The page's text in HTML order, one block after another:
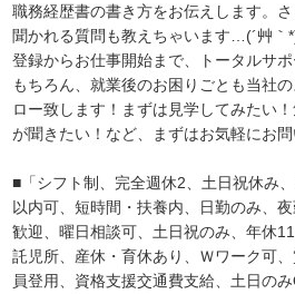
職務経歴書の書き方をお伝えします。
聞かれる質問も教えちゃいます…(´艸｀
登録からお仕事開始まで、トータルサ
もちろん、就業後のお困りごとも当社
ロー致します！まずは見学してみたい
が聞きたい！など、まずはお気軽にお
■「シフト制、完全週休2、土日祝休み
以内可、短時間・扶養内、日勤のみ、
歓迎、曜日相談可、土日祝のみ、年休
託児所、産休・育休あり、Ｗワーク可
員登用、資格支援交通費支給、土日の